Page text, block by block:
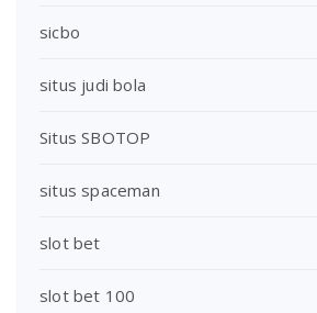
sicbo
situs judi bola
Situs SBOTOP
situs spaceman
slot bet
slot bet 100